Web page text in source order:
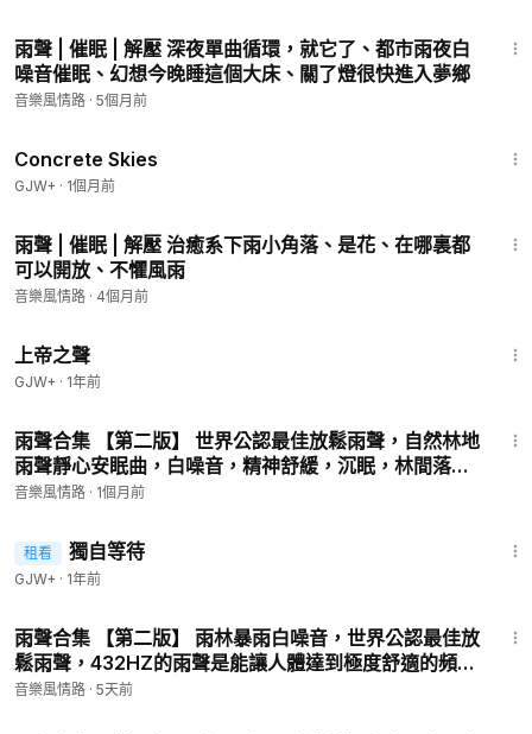
雨聲 | 催眠 | 解壓 深夜單曲循環，就它了、都市雨夜白
噪音催眠、幻想今晚睡這個大床、關了燈很快進入夢鄉
音樂風情路 · 5個月前
Concrete Skies
GJW+ · 1個月前
雨聲 | 催眠 | 解壓 治癒系下雨小角落、是花、在哪裏都
可以開放、不懼風雨
音樂風情路 · 4個月前
上帝之聲
GJW+ · 1年前
雨聲合集 【第二版】 世界公認最佳放鬆雨聲，自然林地
雨聲靜心安眠曲，白噪音，精神舒緩，沉眠，林間落
雨，純粹雨聲，高效讀書，專注勞作，靜思失眠，養
音樂風情路 · 1個月前
租看 獨自等待
GJW+ · 1年前
雨聲合集 【第二版】 雨林暴雨白噪音，世界公認最佳放
鬆雨聲，432HZ的雨聲是能讓人體達到極度舒適的頻
率，白噪音，聆聽大自然，睡眠，助眠，下雨天，大雨
音樂風情路 · 5天前